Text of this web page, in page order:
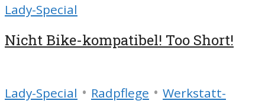
Lady-Special
Nicht Bike-kompatibel! Too Short!
Lady-Special • Radpflege • Werkstatt-